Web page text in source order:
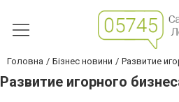
Головна Бізнес новини Развитие
Развитие игорного